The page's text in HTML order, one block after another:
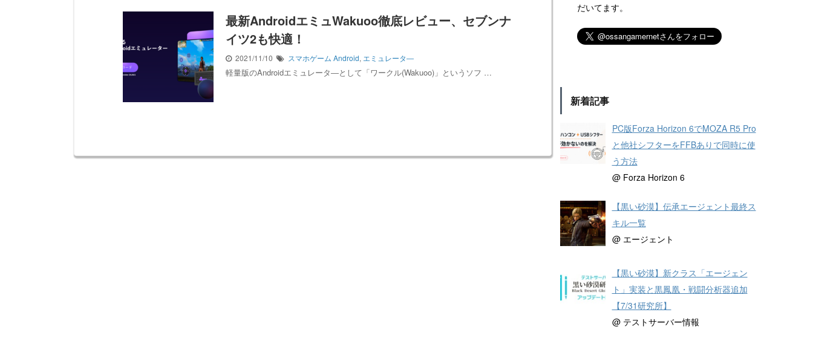
最新AndroidエミュWakuoo徹底レビュー、セブンナ
イツ2も快適！
2021/11/10 スマホゲーム Android, エミュレータ―
軽量版のAndroidエミュレータ―として「ワークル(Wakuoo)」というソフ …
だいてます。
新着記事
PC版Forza Horizon 6でMOZA R5 Pro
と他社シフターをFFBありで同時に使
う方法
@ Forza Horizon 6
【黒い砂漠】伝承エージェント最終ス
キル一覧
@ エージェント
【黒い砂漠】新クラス「エージェン
ト」実装と黒鳳凰・戦闘分析器追加
【7/31研究所】
@ テストサーバー情報